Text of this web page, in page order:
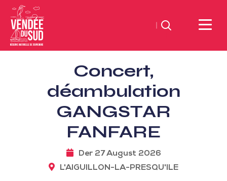
Sud
TourismusSüd
Suchen
Concert,
déambulation
GANGSTAR
FANFARE
Der 27 August 2026
L'AIGUILLON-LA-PRESQU'ILE